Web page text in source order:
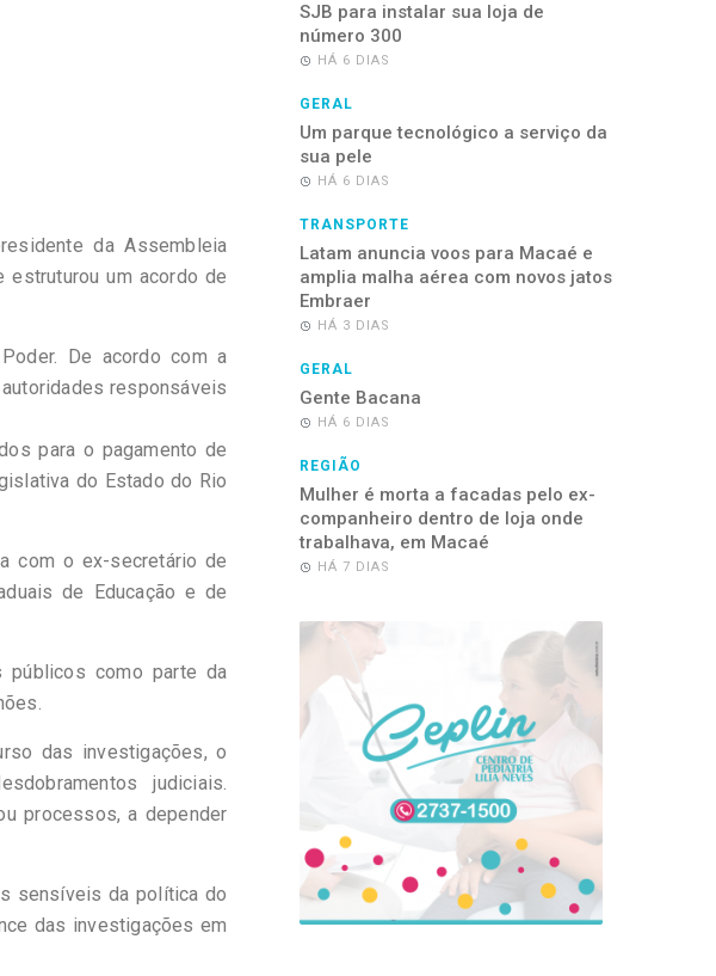
da Assembleia
estruturou um acordo de
De acordo com a
responsáveis
para o pagamento de
do Estado do Rio
com o ex-secretário de
de Educação e de
como parte da
das investigações, o
judiciais.
processos, a depender
sensíveis da política do
das investigações em
SJB para instalar sua loja de
número 300
HÁ 6 DIAS
GERAL
Um parque tecnológico a serviço da
sua pele
HÁ 6 DIAS
TRANSPORTE
Latam anuncia voos para Macaé e
amplia malha aérea com novos jatos
Embraer
HÁ 3 DIAS
GERAL
Gente Bacana
HÁ 6 DIAS
REGIÃO
Mulher é morta a facadas pelo ex-
companheiro dentro de loja onde
trabalhava, em Macaé
HÁ 7 DIAS